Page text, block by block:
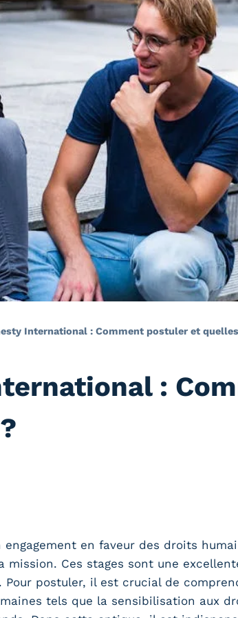
International : Comment postuler et
:
en faveur des droits
Ces stages sont une
postuler, il est crucial de
tels que la sensibilisation aux